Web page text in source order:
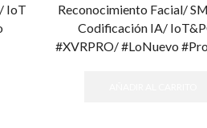
IoT
Reconocimiento Facial/
Codificación IA/
#XVRPRO/ #LoNuevo